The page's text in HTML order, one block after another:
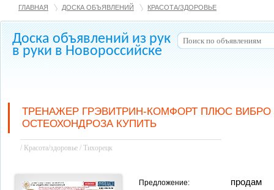
ГЛАВНАЯ ДОСКА ОБЪЯВЛЕНИЙ КРАСОТА/ЗДОРОВЬЕ
Доска объявлений из рук
в руки в Новороссийске
ТРЕНАЖЕР ГРЭВИТРИН-КОМФОРТ ПЛЮС ВИБРО
ОСТЕОХОНДРОЗА КУПИТЬ
/ Красота/здоровье / Тихорецк
Предложение: продам